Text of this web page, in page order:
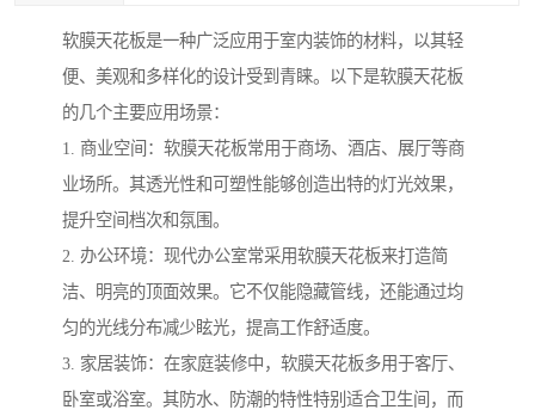
软膜天花板是一种广泛应用于室内装饰的材料，以其轻
便、美观和多样化的设计受到青睐。以下是软膜天花板
的几个主要应用场景：
1. 商业空间：软膜天花板常用于商场、酒店、展厅等商
业场所。其透光性和可塑性能够创造出特的灯光效果，
提升空间档次和氛围。
2. 办公环境：现代办公室常采用软膜天花板来打造简
洁、明亮的顶面效果。它不仅能隐藏管线，还能通过均
匀的光线分布减少眩光，提高工作舒适度。
3. 家居装饰：在家庭装修中，软膜天花板多用于客厅、
卧室或浴室。其防水、防潮的特性特别适合卫生间，而